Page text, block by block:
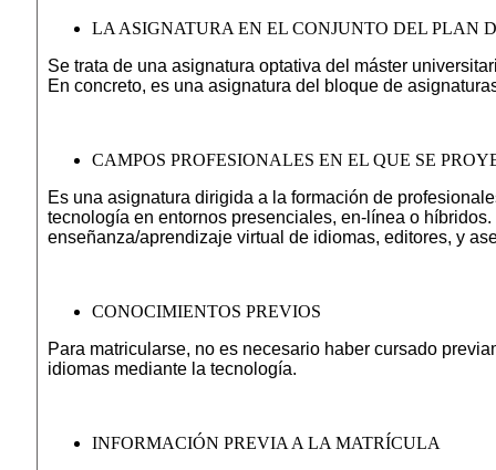
LA ASIGNATURA EN EL CONJUNTO DEL PLAN
Se trata de una asignatura optativa del máster
En concreto, es una asignatura del bloque de
CAMPOS PROFESIONALES EN EL QUE SE
Es una asignatura dirigida a la formación de
tecnología en entornos presenciales, en-línea o
enseñanza/aprendizaje virtual de idiomas, editores, y
CONOCIMIENTOS PREVIOS
Para matricularse, no es necesario haber cursado
idiomas mediante la tecnología.
INFORMACIÓN PREVIA A LA MATRÍCULA